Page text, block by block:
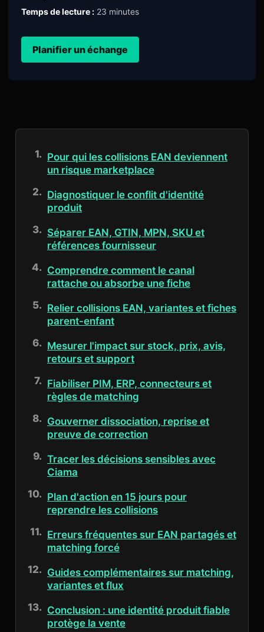
Temps de lecture : 23 minutes
Planifier un échange
Pour qui les collisions EAN deviennent
un risque marketplace
Diagnostiquer le conflit d'identité
produit
Séparer EAN, GTIN, MPN, SKU et
références fournisseur
Comprendre comment le canal
rattache ou absorbe une fiche
Relier collisions EAN, variantes et fiches
parent-enfant
Mesurer l'impact sur stock, prix, avis,
retours et support
Fiabiliser PIM, ERP, connecteurs et
règles de matching
Gouverner dissociation, reprise et
preuve de correction
Tracer les décisions sensibles avec
Ciama
Plan d'action en 15 jours pour
reprendre les collisions
Erreurs fréquentes sur EAN partagés et
matching forcé
Guides complémentaires sur matching,
variantes et flux
Conclusion : une identité produit fiable
protège la vente